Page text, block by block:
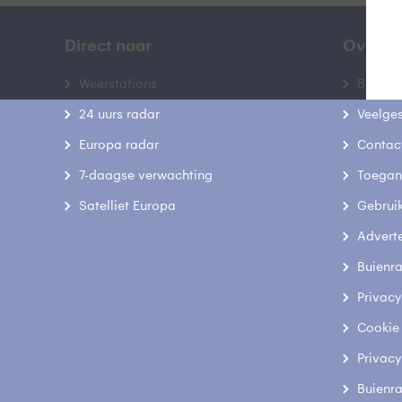
Direct naar
Weerstations
24 uurs radar
Europa radar
7-daagse verwachting
Satelliet Europa
Over